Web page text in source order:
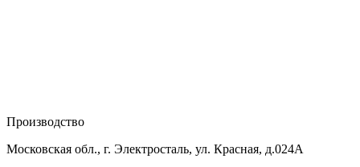
Производство
Московская обл., г. Электросталь, ул. Красная, д.024А